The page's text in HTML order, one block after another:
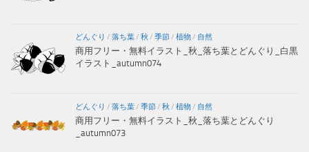
どんぐり / 落ち葉/ 秋 / 季節/ 植物/ 自然
商用フリー・無料イラスト_秋_落ち葉とどんぐり_白黒
イラスト_autumn074
どんぐり / 落ち葉/ 季節/ 秋 / 植物/ 自然
商用フリー・無料イラスト_秋_落ち葉とどんぐり
_autumn073